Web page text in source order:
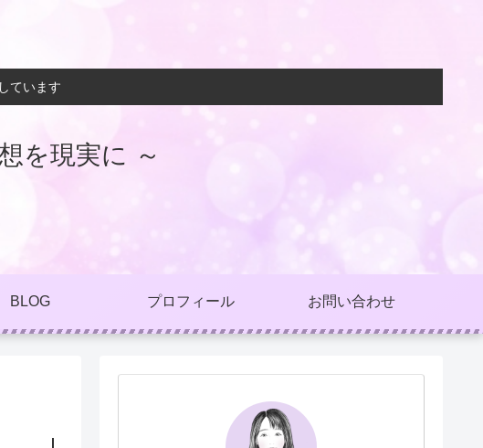
ています
を現実に ～
BLOG プロフィール お問い合わせ